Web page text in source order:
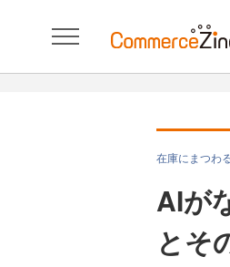
在庫にまつわ
AIが
とそ